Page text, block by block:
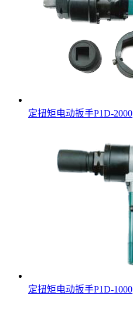
定扭矩电动扳手P1D-2000
定扭矩电动扳手P1D-1000